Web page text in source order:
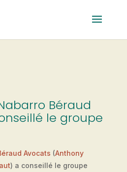
Béraud
le groupe
Avocats (Anthony
) a conseillé le groupe